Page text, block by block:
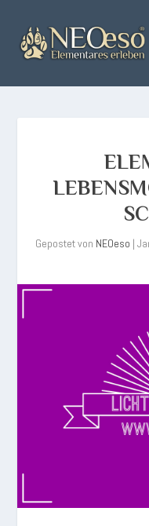
Gepostet von NEOeso |